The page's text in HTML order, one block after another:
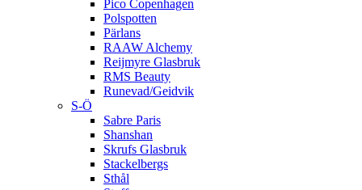
Pico Copenhagen
Polspotten
Pärlans
RAAW Alchemy
Reijmyre Glasbruk
RMS Beauty
Runevad/Geidvik
S-Ö
Sabre Paris
Shanshan
Skrufs Glasbruk
Stackelbergs
Sthål